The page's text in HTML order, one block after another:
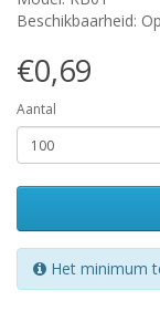
Beschikbaarheid:
€0,69
Aantal
Het minimum